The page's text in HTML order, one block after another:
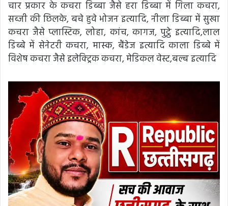
चार प्रकार के कचरा डिब्बा जैसे हरा डिब्बा में गिला कचरा,
सब्जी की छिलके, बचे हुवे भोजन इत्यादि, नीला डिब्बा में सुखा
कचरा जैसे प्लास्टिक, लोहा, कांच, कागज, पुट्ठे इत्यादि,लाल
डिब्बे में सेनेटरी कचरा, मास्क, बैंडेज इत्यादि काला डिब्बे में
विशेष कचरा जैसे इलेक्ट्रिक कचरा, मेडिकल वेस्ट,बल्ब इत्यादि